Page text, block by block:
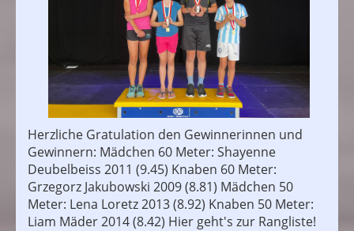
Herzliche Gratulation den Gewinnerinnen und
Gewinnern: Mädchen 60 Meter: Shayenne
Deubelbeiss 2011 (9.45) Knaben 60 Meter:
Grzegorz Jakubowski 2009 (8.81) Mädchen 50
Meter: Lena Loretz 2013 (8.92) Knaben 50 Meter:
Liam Mäder 2014 (8.42) Hier geht's zur Rangliste!